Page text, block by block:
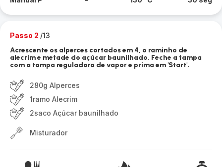
Passo 2 /13
Acrescente os alperces cortados em 4, o raminho de
alecrim e metade do açúcar baunilhado. Feche a tampa
com a tampa reguladora de vapor e prima em 'Start'.
280g Alperces
1ramo Alecrim
2saco Açúcar baunilhado
Misturador